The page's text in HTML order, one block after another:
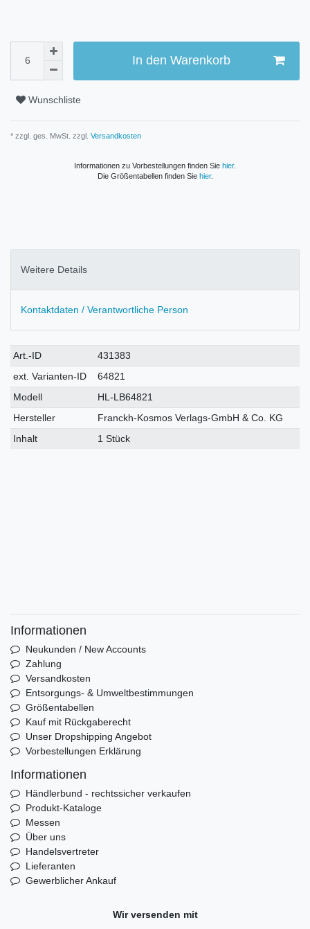
In den Warenkorb
Wunschliste
* zzgl. ges. MwSt. zzgl. Versandkosten
Informationen zu Vorbestellungen finden Sie hier.
Die Größentabellen finden Sie hier.
Weitere Details
Kontaktdaten / Verantwortliche Person
Technisches
Merkmal
Wert
Art.-ID
431383
ext. Varianten-ID
64821
Modell
HL-LB64821
Hersteller
Franckh-Kosmos Verlags-GmbH & Co. KG
Inhalt
1 Stück
Informationen
Neukunden / New Accounts
Zahlung
Versandkosten
Entsorgungs- & Umweltbestimmungen
Größentabellen
Kauf mit Rückgaberecht
Unser Dropshipping Angebot
Vorbestellungen Erklärung
Informationen
Händlerbund - rechtssicher verkaufen
Produkt-Kataloge
Messen
Über uns
Handelsvertreter
Lieferanten
Gewerblicher Ankauf
Wir versenden mit